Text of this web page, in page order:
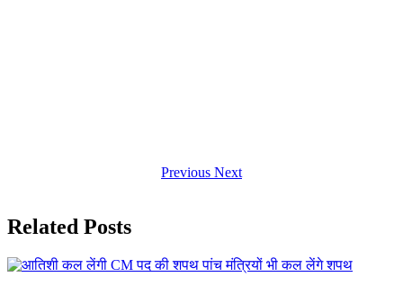
Previous Next
Related Posts